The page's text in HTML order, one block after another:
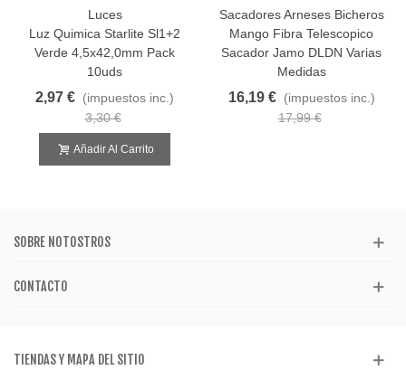
Luces
Luz Quimica Starlite Sl1+2
Verde 4,5x42,0mm Pack
10uds
2,97 € (impuestos inc.)
3,30 €
Añadir Al Carrito
Sacadores Arneses Bicheros
Mango Fibra Telescopico
Sacador Jamo DLDN Varias
Medidas
16,19 € (impuestos inc.)
17,99 €
SOBRE NOTOSTROS
CONTACTO
TIENDAS Y MAPA DEL SITIO